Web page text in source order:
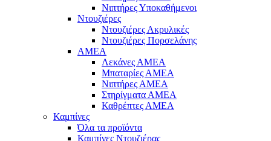
Νιπτήρες Υποκαθήμενοι
Ντουζιέρες
Ντουζιέρες Ακρυλικές
Ντουζιέρες Πορσελάνης
ΑΜΕΑ
Λεκάνες ΑΜΕΑ
Μπαταρίες ΑΜΕΑ
Νιπτήρες ΑΜΕΑ
Στηρίγματα ΑΜΕΑ
Καθρέπτες ΑΜΕΑ
Καμπίνες
Όλα τα προϊόντα
Καμπίνες Ντουζιέρας